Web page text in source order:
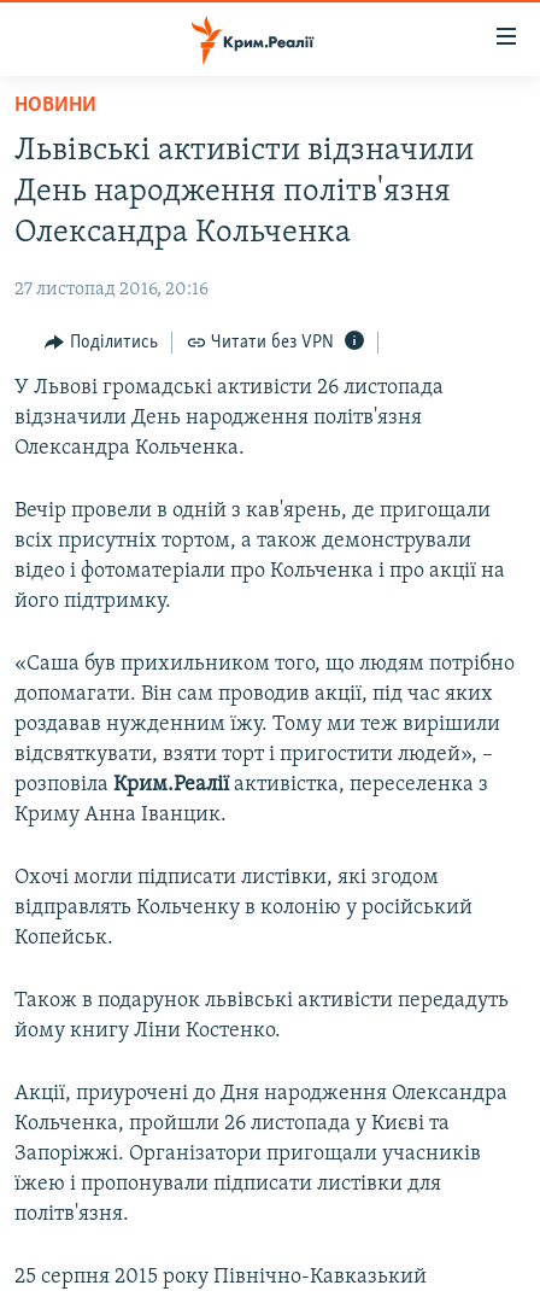
Перейти
основного
матеріалу
Перейти
до
основної
Перейти
пошуку
ВІДЕО ТА ФОТО
БЛОГИ
ПОГЛЯД
ІНТЕРВ'Ю
ВСЕ ЗА ДЕНЬ
ДЕПОРТАЦІЯ
ВІДЕОУРОКИ «ELIFBE»
СВІДЧЕННЯ ОКУПАЦІЇ
УКРАЇНСЬКА ПРОБЛЕМА КРИМУ
ІНФОГРАФІКА
ЯК ОБІЙТИ БЛОКУВАННЯ
Русский
ДОЛУЧАЙСЯ!
Усі сайти RFE/RL
НОВИНИ
Львівські активісти відзначили
День народження політв'язня
Олександра Кольченка
27 листопад 2016, 20:16
Поділитись Читати без VPN
У Львові громадські активісти 26 листопада
відзначили День народження політв'язня
Олександра Кольченка.
Вечір провели в одній з кав'ярень, де пригощали
всіх присутніх тортом, а також демонстрували
відео і фотоматеріали про Кольченка і про акції на
його підтримку.
«Саша був прихильником того, що людям потрібно
допомагати. Він сам проводив акції, під час яких
роздавав нужденним їжу. Тому ми теж вирішили
відсвяткувати, взяти торт і пригостити людей», –
розповіла Крим.Реаліїактивістка, переселенка з
Криму Анна Іванцик.
Охочі могли підписати листівки, які згодом
відправлять Кольченку в колонію у російський
Копейськ.
Також в подарунок львівські активісти передадуть
йому книгу Ліни Костенко.
Акції, приурочені до Дня народження Олександра
Кольченка, пройшли 26 листопада у Києві та
Запоріжжі. Організатори пригощали учасників
їжею і пропонували підписати листівки для
політв'язня.
25 серпня 2015 року Північно-Кавказький